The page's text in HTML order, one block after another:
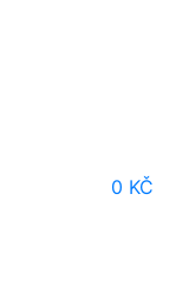
0 KČ